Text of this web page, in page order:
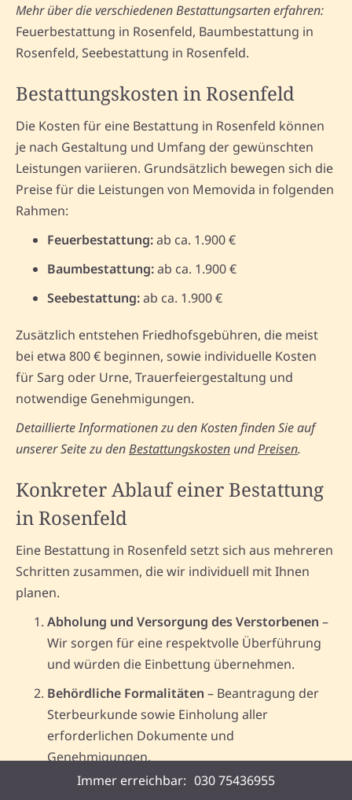
Mehr über die verschiedenen Bestattungsarten erfahren:
Feuerbestattung in Rosenfeld, Baumbestattung in
Rosenfeld, Seebestattung in Rosenfeld.
Bestattungskosten in Rosenfeld
Die Kosten für eine Bestattung in Rosenfeld können
je nach Gestaltung und Umfang der gewünschten
Leistungen variieren. Grundsätzlich bewegen sich die
Preise für die Leistungen von Memovida in folgenden
Rahmen:
Feuerbestattung:ab ca. 1.900 €
Baumbestattung:ab ca. 1.900 €
Seebestattung:ab ca. 1.900 €
Zusätzlich entstehen Friedhofsgebühren, die meist
bei etwa 800 € beginnen, sowie individuelle Kosten
für Sarg oder Urne, Trauerfeiergestaltung und
notwendige Genehmigungen.
Detaillierte Informationen zu den Kosten finden Sie auf
unserer Seite zu denBestattungskosten undPreisen.
Konkreter Ablauf einer Bestattung
in Rosenfeld
Eine Bestattung in Rosenfeld setzt sich aus mehreren
Schritten zusammen, die wir individuell mit Ihnen
planen.
Abholung und Versorgung des Verstorbenen –
Wir sorgen für eine respektvolle Überführung
und würden die Einbettung übernehmen.
Behördliche Formalitäten – Beantragung der
Sterbeurkunde sowie Einholung aller
erforderlichen Dokumente und
Genehmigungen.
Planung der Bestattung – Auswahl der
Immer erreichbar: 030 75436955